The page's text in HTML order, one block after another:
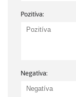
Pozitíva:
Negatíva: